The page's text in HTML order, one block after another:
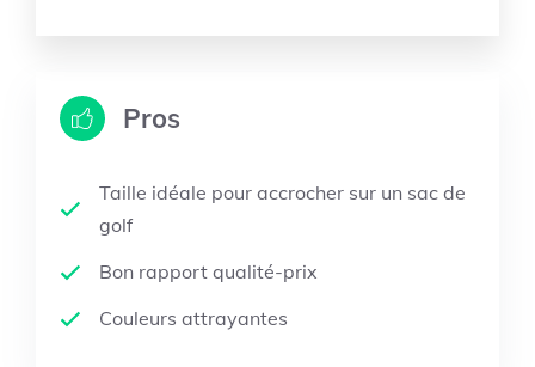
Pros
Taille idéale pour accrocher sur un sac de
golf
Bon rapport qualité-prix
Couleurs attrayantes